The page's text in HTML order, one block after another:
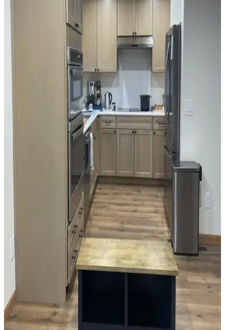
Mutfak tezgah arkası seçiminde gri dolapların alt tonları, renk
uyumu, desen seçimi ve malzeme fonksiyonelliği önem taşır.
Mermer, cam ve taş malzemeler estetik ve dayanıklılık açısından
Mutfak Tezgah Arkası Seçiminde Granit ve Seramik
Karoların Estetik ve İşlevsel Karşılaştırması
Mutfak tezgah arkası seçiminde granit ve seramik karoların estetik
ve işlevsel avantajları karşılaştırılıyor. Tasarımda denge, renk uyumu
ve uzun vadeli kullanım ön planda tutuluyor.
Mutfak Pencereleri İçin Fonksiyonel ve Estetik
Perde Seçenekleri ve Montaj Yöntemleri
Mutfak pencerelerinin tasarımına uygun perde seçimi, ışık kontrolü
ve kullanım kolaylığı sağlar. Roman storlar, kafe perdeleri ve entegre
sistemler, estetik ve fonksiyonel çözümler sunar.
Mutfak Dolapları İçin Uygun Boya Rengi Seçimi ve
Uygulama İpuçları
Mutfak dolapları için renk seçimi, yüzey hazırlığı ve boya uygulama
teknikleri detaylıca ele alınmıştır. Mekanın ışık ve renk uyumu göz
önünde bulundurularak, dayanıklı ve estetik sonuçlar için öneriler
sunulmaktadır.
Siyah, Gri ve Beyaz Granit Tezgahlarla Uyumlu
Dolap Boya Renkleri ve Dekorasyon Önerileri
Siyah, gri ve beyaz granit tezgahlarla uyumlu dolap renkleri beyaz,
yumuşak yeşil ve koyu tonlar arasında değişir. Doğru boya ve
dekorasyonla mutfak estetik ve fonksiyonel hale gelir.